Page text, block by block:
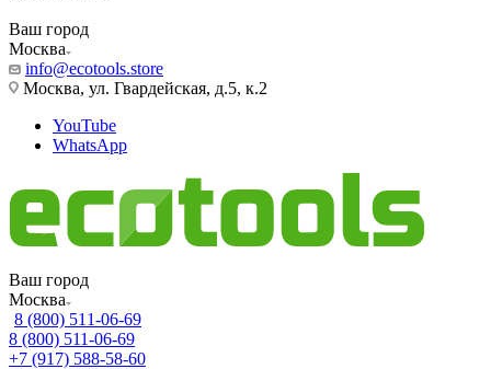
Ваш город
Москва
info@ecotools.store
Москва, ул. Гвардейская, д.5, к.2
YouTube
WhatsApp
Ваш город
Москва
8 (800) 511-06-69
8 (800) 511-06-69
+7 (917) 588-58-60